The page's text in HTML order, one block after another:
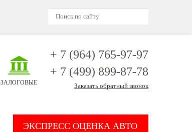
+ 7 (964) 765-97-97
+ 7 (499) 899-87-78
Заказать обратный звонок
ЗАЛОГОВЫЕ
ЭКСПРЕСС ОЦЕНКА АВТО